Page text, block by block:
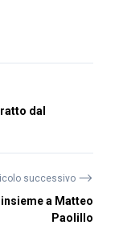
dal
successivo ⟶
a Matteo
Paolillo